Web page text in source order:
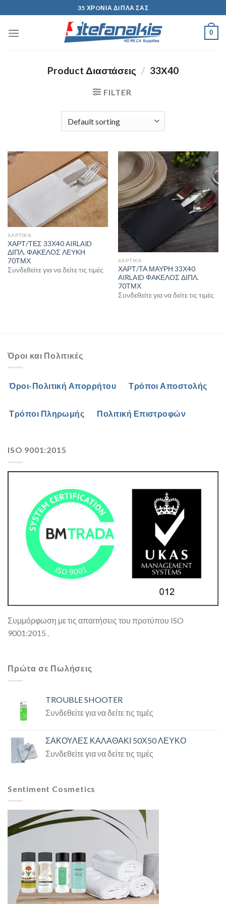
to
content
35 ΧΡOΝΙΑ ΔIΠΛΑ ΣΑΣ
0
Product Διαστάσεις / 33Χ40
FILTER
ΧΑΡΤΙΚΆ
ΧΑΡΤ/ΤΕΣ 33Χ40 AIRLAID
ΔΙΠΛ. ΦΑΚΕΛΟΣ ΛΕΥΚΗ
70ΤΜΧ
Συνδεθείτε για να δείτε τις τιμές
ΧΑΡΤΙΚΆ
ΧΑΡΤ/ΤΑ ΜΑΥΡΗ 33Χ40
AIRLAID ΦΑΚΕΛΟΣ ΔΙΠΛ.
70ΤΜΧ
Συνδεθείτε για να δείτε τις τιμές
Όροι και Πολιτικές
Όροι-Πολιτική Απορρήτου Τρόποι Αποστολής
Τρόποι Πληρωμής Πολιτική Επιστροφών
ISO 9001:2015
Συμμόρφωση με τις απαιτήσεις του προτύπου ISO
9001:2015 .
Πρώτα σε Πωλήσεις
TROUBLE SHOOTER
Συνδεθείτε για να δείτε τις τιμές
ΣΑΚΟΥΛΕΣ ΚΑΛΑΘΑΚΙ 50Χ50 ΛΕΥΚΟ
Συνδεθείτε για να δείτε τις τιμές
Sentiment Cosmetics